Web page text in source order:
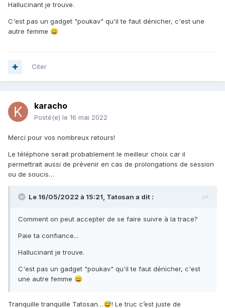
Hallucinant je trouve.
C'est pas un gadget "poukav" qu'il te faut dénicher, c'est une
autre femme 😄
Citer
karacho
Posté(e) le 16 mai 2022
Merci pour vos nombreux retours!
Le téléphone serait probablement le meilleur choix car il
permettrait aussi de prévenir en cas de prolongations de session
ou de soucis…
Le 16/05/2022 à 15:21, Tatosan a dit :
Comment on peut accepter de se faire suivre à la trace?
Paie ta confiance...
Hallucinant je trouve.
C'est pas un gadget "poukav" qu'il te faut dénicher, c'est
une autre femme 😄
Tranquille tranquille Tatosan…😅! Le truc c’est juste de